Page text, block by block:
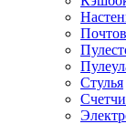
Стулья